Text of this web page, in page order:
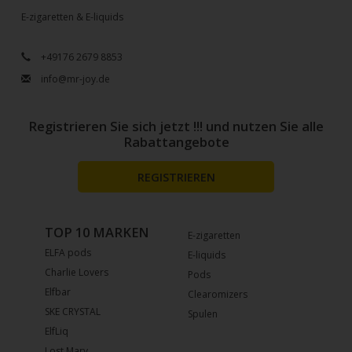
E-zigaretten & E-liquids
+49176 2679 8853
info@mr-joy.de
E-zigaretten
E-liquids
Pods
Clearomizers
Spulen
TOP 10 MARKEN
ELFA pods
Charlie Lovers
Elfbar
SKE CRYSTAL
ElfLiq
Registrieren Sie sich jetzt !!! und nutzen Sie alle
Rabattangebote
REGISTRIEREN